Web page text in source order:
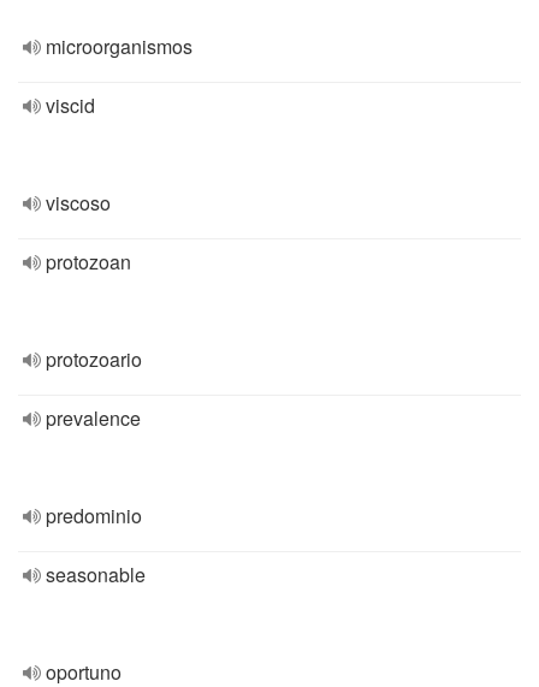
microorganismos
viscid
viscoso
protozoan
protozoario
prevalence
predominio
seasonable
oportuno